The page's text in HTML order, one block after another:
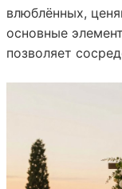
влюблённых,
основные
позволяет